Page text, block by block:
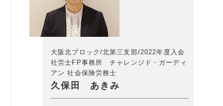
キャリア教育
大阪北ブロック/北第三支部/2022年度入会
社労士FP事務所 チャレンジド・ガーディ
アン社会保険労務士
久保田 あきみ